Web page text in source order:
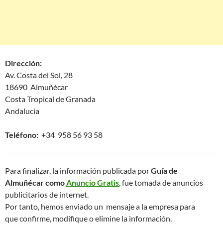
Dirección:
Av. Costa del Sol, 28
18690 Almuñécar
Costa Tropical de Granada
Andalucía
Teléfono: +34 958 56 93 58
Para finalizar, la información publicada porGuía de
Almuñécar como Anuncio Gratis , fue tomada de anuncios
publicitarios de internet.
Por tanto, hemos enviado un mensaje a la empresa para
que confirme, modifique o elimine la información.